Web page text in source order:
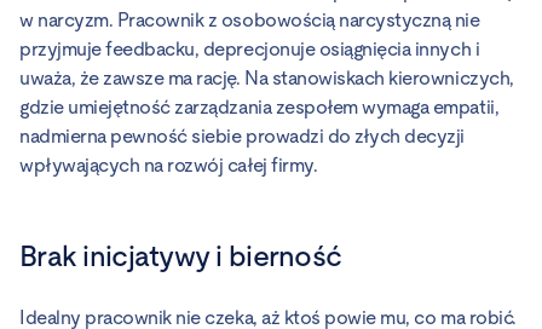
w narcyzm. Pracownik z osobowością narcystyczną nie
przyjmuje feedbacku, deprecjonuje osiągnięcia innych i
uważa, że zawsze ma rację. Na stanowiskach kierowniczych,
gdzie umiejętność zarządzania zespołem wymaga empatii,
nadmierna pewność siebie prowadzi do złych decyzji
wpływających na rozwój całej firmy.
Brak inicjatywy i bierność
Idealny pracownik nie czeka, aż ktoś powie mu, co ma robić.